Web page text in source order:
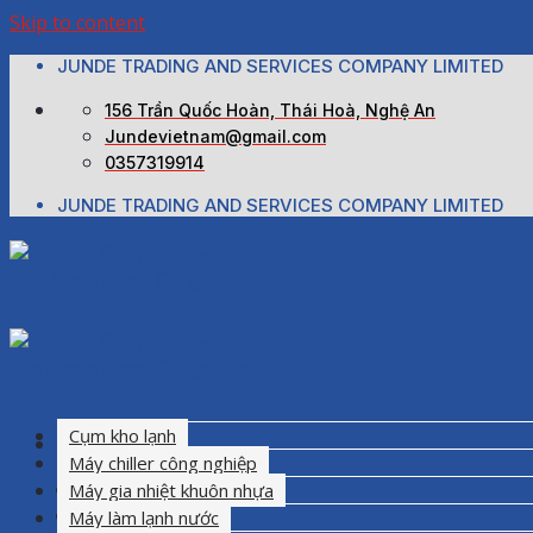
Skip to content
JUNDE TRADING AND SERVICES COMPANY LIMITED
156 Trần Quốc Hoàn, Thái Hoà, Nghệ An
Jundevietnam@gmail.com
0357319914
JUNDE TRADING AND SERVICES COMPANY LIMITED
Trang chủ
Giới thiệu
Cụm kho lạnh
Máy chiller công nghiệp
Máy gia nhiệt khuôn nhựa
Máy làm lạnh nước